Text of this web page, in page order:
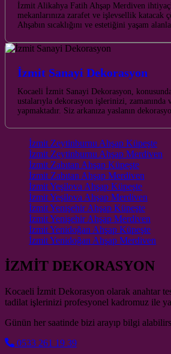
İzmit Alikahya Fatih Ahşap Merdiven
mekanlarınıza zarafet ve işlevsellik katacak
Ahşabın sıcaklığını ve estetiğini yaşam
İzmit Sanayi Dekorasyon
Kocaeli İzmit Sanayi Dekorasyon,
ustalarıyla dekorasyon işlerinizi,
yapmaktadır. Siz arkanıza yaslanın
İzmit Zeytinburnu Ahşap Küpeşte
İzmit Zeytinburnu Ahşap Merdiven
İzmit Zabıtan Ahşap Küpeşte
İzmit Zabıtan Ahşap Merdiven
İzmit Yeşilova Ahşap Küpeşte
İzmit Yeşilova Ahşap Merdiven
İzmit Yenişehir Ahşap Küpeşte
İzmit Yenişehir Ahşap Merdiven
İzmit Yenidoğan Ahşap Küpeşte
İzmit Yenidoğan Ahşap Merdiven
İZMİT DEKORASYON
Kocaeli İzmit Dekorasyon olarak anahtar
tadilat işlerinizi profesyonel kadromuz ile
Günün her saatinde bizi arayıp bilgi
0533 261 19 39